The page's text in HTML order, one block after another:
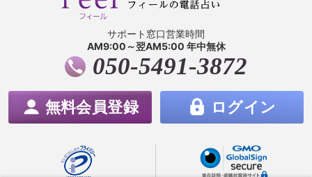
サポート窓口営業時間
AM9:00～翌AM5:00 年中無休
050-5491-3872
無料会員登録 ログイン